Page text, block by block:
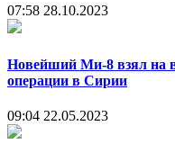
07:58 28.10.2023
Новейший Ми-8 взял на
операции в Сирии
09:04 22.05.2023